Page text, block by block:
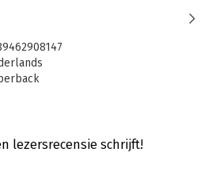
de titel LSA Revisited: welke
stond dit jaar in het teken van
van terugblikken, welke lessen
vooruitblikken. Dit alles
niemand minder dan prof. mr.
schijnen over 30 jaar
8-2020
lezersrecensie schrijft!